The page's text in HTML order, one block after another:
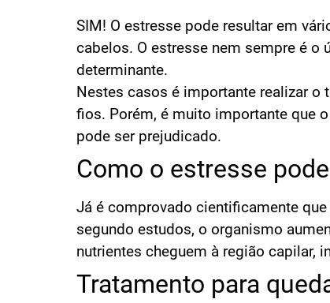
SIM! O estresse pode resultar em
cabelos. O estresse nem sempre é
determinante.
Nestes casos é importante realizar o
fios. Porém, é muito importante que
pode ser prejudicado.
Como o estresse
Já é comprovado cientificamente
segundo estudos, o organismo
nutrientes cheguem à região capilar,
Tratamento para